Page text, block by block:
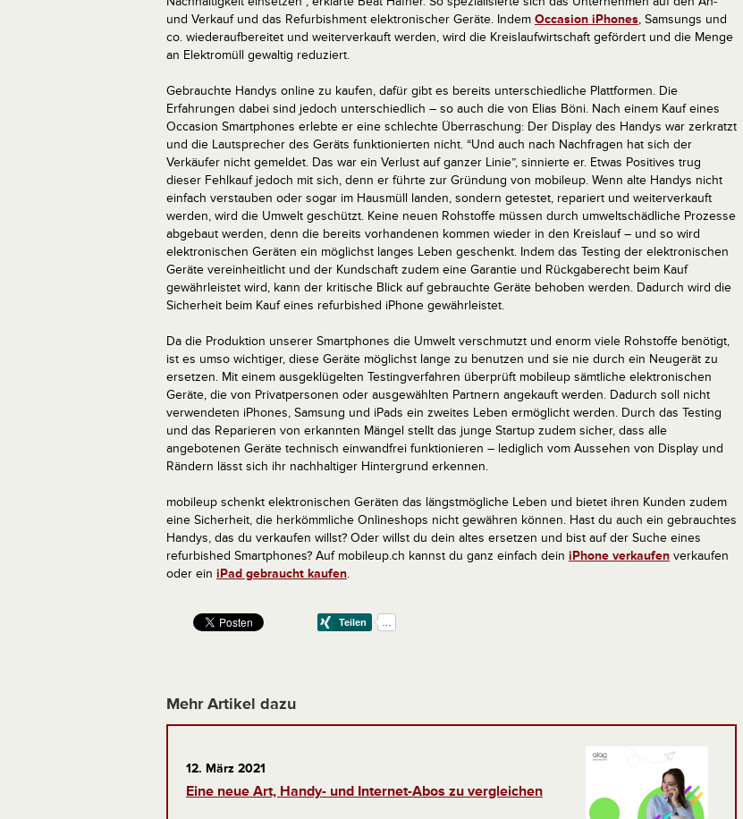
und Verkauf und das Refurbishment elektronischer Geräte. Indem Occasion iPhones, Samsungs und
co. wiederaufbereitet und weiterverkauft werden, wird die Kreislaufwirtschaft gefördert und die Menge
an Elektromüll gewaltig reduziert.
Gebrauchte Handys online zu kaufen, dafür gibt es bereits unterschiedliche Plattformen. Die
Erfahrungen dabei sind jedoch unterschiedlich – so auch die von Elias Böni. Nach einem Kauf eines
Occasion Smartphones erlebte er eine schlechte Überraschung: Der Display des Handys war zerkratzt
und die Lautsprecher des Geräts funktionierten nicht. “Und auch nach Nachfragen hat sich der
Verkäufer nicht gemeldet. Das war ein Verlust auf ganzer Linie”, sinnierte er. Etwas Positives trug
dieser Fehlkauf jedoch mit sich, denn er führte zur Gründung von mobileup. Wenn alte Handys nicht
einfach verstauben oder sogar im Hausmüll landen, sondern getestet, repariert und weiterverkauft
werden, wird die Umwelt geschützt. Keine neuen Rohstoffe müssen durch umweltschädliche Prozesse
abgebaut werden, denn die bereits vorhandenen kommen wieder in den Kreislauf – und so wird
elektronischen Geräten ein möglichst langes Leben geschenkt. Indem das Testing der elektronischen
Geräte vereinheitlicht und der Kundschaft zudem eine Garantie und Rückgaberecht beim Kauf
gewährleistet wird, kann der kritische Blick auf gebrauchte Geräte behoben werden. Dadurch wird die
Sicherheit beim Kauf eines refurbished iPhone gewährleistet.
Da die Produktion unserer Smartphones die Umwelt verschmutzt und enorm viele Rohstoffe benötigt,
ist es umso wichtiger, diese Geräte möglichst lange zu benutzen und sie nie durch ein Neugerät zu
ersetzen. Mit einem ausgeklügelten Testingverfahren überprüft mobileup sämtliche elektronischen
Geräte, die von Privatpersonen oder ausgewählten Partnern angekauft werden. Dadurch soll nicht
verwendeten iPhones, Samsung und iPads ein zweites Leben ermöglicht werden. Durch das Testing
und das Reparieren von erkannten Mängel stellt das junge Startup zudem sicher, dass alle
angebotenen Geräte technisch einwandfrei funktionieren – lediglich vom Aussehen von Display und
Rändern lässt sich ihr nachhaltiger Hintergrund erkennen.
mobileup schenkt elektronischen Geräten das längstmögliche Leben und bietet ihren Kunden zudem
eine Sicherheit, die herkömmliche Onlineshops nicht gewähren können. Hast du auch ein gebrauchtes
Handys, das du verkaufen willst? Oder willst du dein altes ersetzen und bist auf der Suche eines
refurbished Smartphones? Auf mobileup.ch kannst du ganz einfach dein iPhone verkaufen verkaufen
oder ein iPad gebraucht kaufen.
Mehr Artikel dazu
12. März 2021
Eine neue Art, Handy- und Internet-Abos zu vergleichen